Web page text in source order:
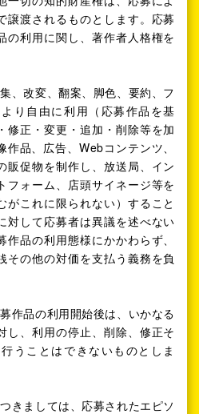
譲渡されるものとします。応募
の利用に関し、著作者人格権を
、改変、翻案、脚色、要約、フ
り自由に利用（応募作品を基
修正・変更・追加・削除等を加
品、広告、Webコンテンツ、
販促物を制作し、放送局、イン
フォーム、店頭サイネージ等を
がこれに限られない）すること
対して応募者は異議を述べない
品の利用態様にかかわらず、
その他の対価を支払う義務を負
作品の利用開始後は、いかなる
し、利用の停止、削除、修正そ
うことはできないものとしま
きましては、応募されたエピソ